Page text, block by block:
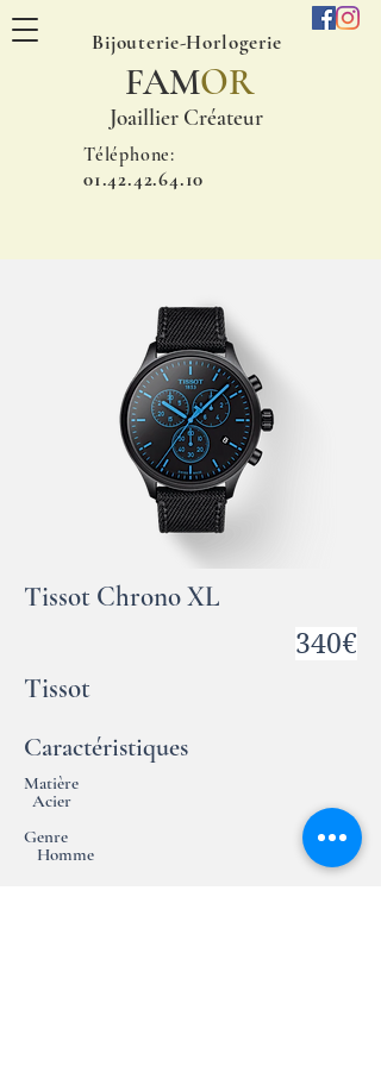
Bijouterie-Horlogerie
FAMOR
Joaillier Créateur
Téléphone:
01.42.42.64.10
Tissot Chrono XL
340€
Tissot
Caractéristiques
Matière
Acier
Genre
Homme